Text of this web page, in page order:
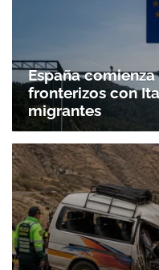
España
fronterizos con
migrantes